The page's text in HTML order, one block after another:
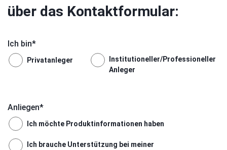
über das Kontaktformular:
Ich bin*
Privatanleger
Institutioneller/Professioneller
Anleger
Anliegen*
Ich möchte Produktinformationen haben
Ich brauche Unterstützung bei meiner